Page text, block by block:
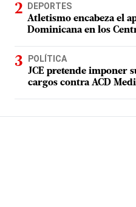
DEPORTES
Atletismo encabeza el
Dominicana en los
POLÍTICA
JCE pretende imponer
cargos contra ACD